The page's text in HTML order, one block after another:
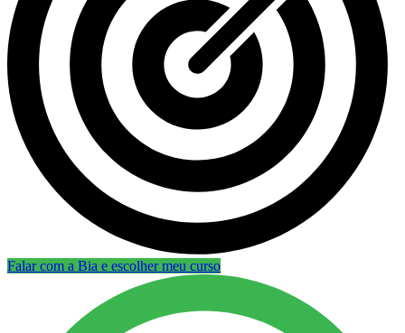
Falar com a Bia e escolher meu curso